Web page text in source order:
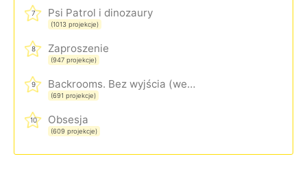
7 Psi Patrol i dinozaury
(1013 projekcje)
8 Zaproszenie
(947 projekcje)
9 Backrooms. Bez wyjścia (wersja rozszerzona)
(691 projekcje)
10 Obsesja
(609 projekcje)